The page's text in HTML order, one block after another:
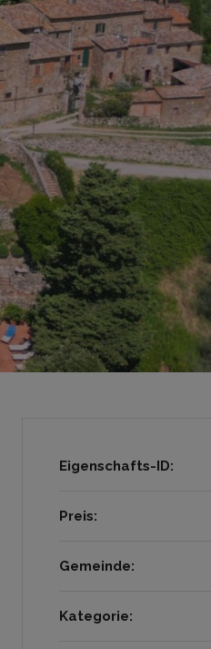
Eigenschafts-ID:
Preis:
Gemeinde:
Kategorie: